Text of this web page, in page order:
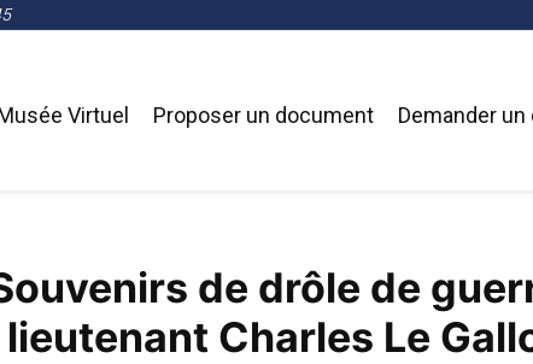
Virtuel Proposer un document Demander
de drôle de
Charles Le